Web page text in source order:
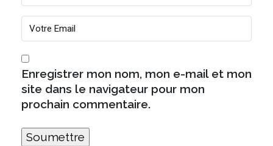
Enregistrer mon nom, mon e-mail et mon
site dans le navigateur pour mon
prochain commentaire.